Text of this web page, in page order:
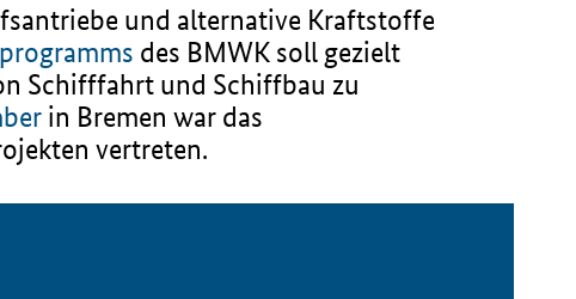
und alternative Kraftstoffe
des BMWK soll gezielt
Schifffahrt und Schiffbau zu
in Bremen war das
vertreten.